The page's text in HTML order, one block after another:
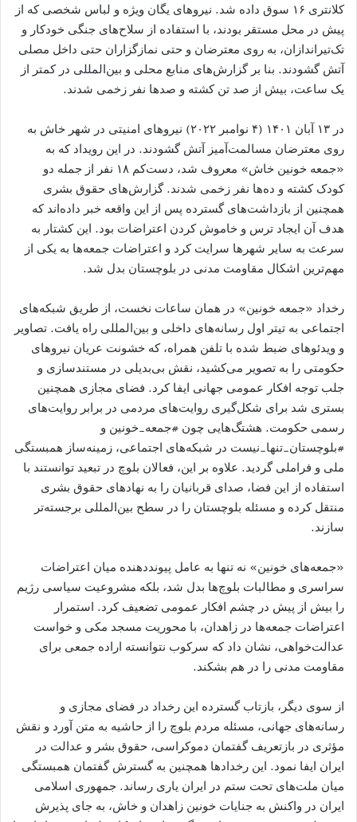
کلانتری ۱۶ سوق داده شد. نیروهای یگان ویژه و لباس ‌شخصی که از
پیش در محل مستقر بودند، با استفاده از سلاح‌های جنگی خودکار و
تک‌تیراندازان، به روی معترضان و حتی نمازگزاران حتی داخل مصلی
آتش گشودند. بنا بر گزارش‌های منابع محلی و بین‌المللی در کمتر از
یک ساعت، بیش از صد تن کشته و صدها نفر زخمی شدند.
در ۱۳ آبان ۱۴۰۱ (۴ نوامبر ۲۰۲۲) نیروهای امنیتی در شهر خاش به
روی معترضان مسالمت‌آمیز آتش گشودند. در این رویداد که به
«جمعه خونین خاش» معروف شد، دست‌کم ۱۸ نفر از جمله دو
کودک کشته و ده‌ها نفر زخمی شدند. گزارش‌های حقوق بشری
همچنین از بازداشت‌های گسترده پس از این واقعه خبر داده‌اند که
هدف آن ایجاد ترس و خاموش کردن اعتراضات بود. این کشتار به
سرعت به سایر شهرها سرایت کرد و اعتراضات جمعه‌ها به یکی از
مهم‌ترین اشکال مقاومت مدنی در بلوچستان بدل شد.
رخداد «جمعه خونین» در همان ساعات نخست، از طریق شبکه‌های
اجتماعی به تیتر اول رسانه‌های داخلی و بین‌المللی راه یافت. تصاویر
و ویدئوهای ضبط ‌شده با تلفن همراه، که خشونت عریان نیروهای
حکومتی را به تصویر می‌کشید، نقش بی‌بدیلی در مستندسازی و
جلب توجه افکار عمومی جهانی ایفا کرد. فضای مجازی همچنین
بستری شد برای شکل‌گیری روایت‌های مردمی در برابر روایت‌های
رسمی حکومت. هشتگ‌هایی چون #جمعه_خونین و
#بلوچستان_تنها_نیست در شبکه‌های اجتماعی، زمینه‌ساز همبستگی
ملی و فراملی گردید. علاوه بر این، فعالان بلوچ در تبعید توانستند با
استفاده از این فضا، صدای قربانیان را به نهادهای حقوق بشری
منتقل کرده و مسئله بلوچستان را در سطح بین‌المللی برجسته‌تر
سازند.
«جمعه‌های خونین» نه تنها به عامل پیونددهنده میان اعتراضات
سراسری و مطالبات بلوچ‌ها بدل شد، بلکه مشروعیت سیاسی رژیم
را بیش از پیش در چشم افکار عمومی تضعیف کرد. استمرار
اعتراضات جمعه‌ها در زاهدان، با محوریت مسجد مکی و خواست
عدالت‌خواهی، نشان داد که سرکوب نتوانسته اراده جمعی برای
مقاومت مدنی را در هم بشکند.
از سوی دیگر، بازتاب گسترده این رخداد در فضای مجازی و
رسانه‌های جهانی، مسئله مردم بلوچ‌ را از حاشیه به متن آورد و نقش
مؤثری در بازتعریف گفتمان دموکراسی، حقوق بشر و عدالت در
ایران ایفا نمود. این رخدادها همچنین به گسترش گفتمان همبستگی
میان ملت‌های تحت ستم در ایران یاری رساند. جمهوری اسلامی
ایران در واکنش به جنایات خونین زاهدان و خاش، به جای پذیرش